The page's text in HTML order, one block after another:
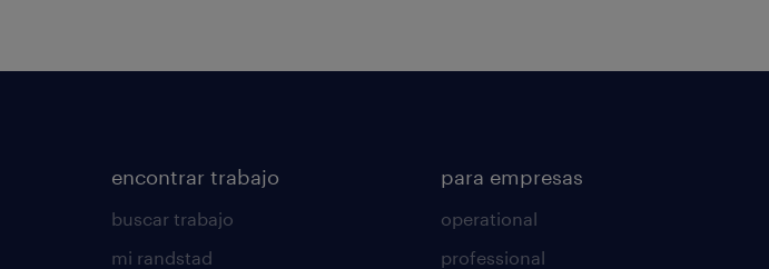
encontrar trabajo
buscar trabajo
mi randstad
para empresas
operational
professional